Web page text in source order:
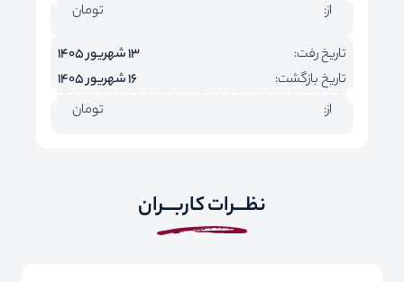
از:
تومان
تاریخ رفت:
13 شهریور 1405
تاریخ بازگشت:
16 شهریور 1405
از:
تومان
نظـــرات کاربـــران